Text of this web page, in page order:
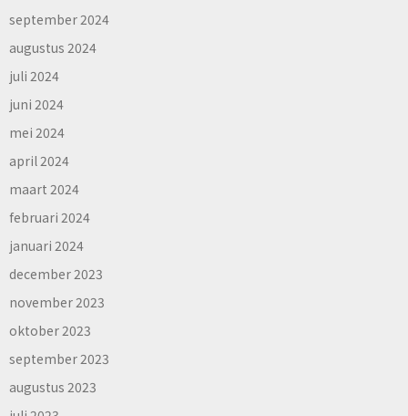
september 2024
augustus 2024
juli 2024
juni 2024
mei 2024
april 2024
maart 2024
februari 2024
januari 2024
december 2023
november 2023
oktober 2023
september 2023
augustus 2023